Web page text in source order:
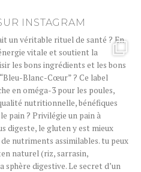
INSTAGRAM